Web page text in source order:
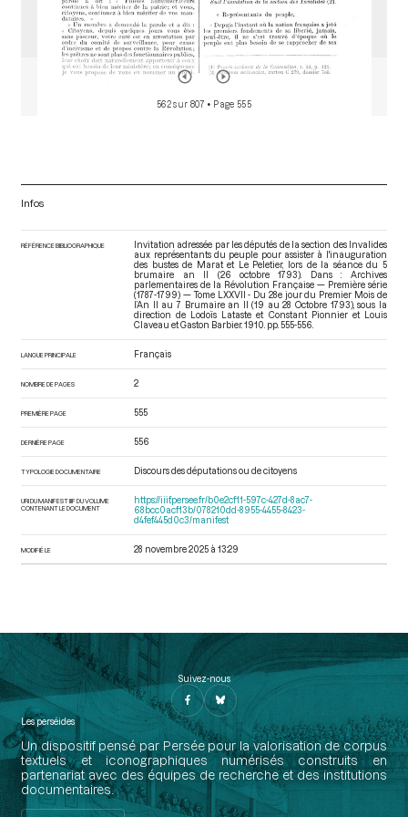
562 sur 807 • Page 555
Infos
RÉFÉRENCE BIBLIOGRAPHIQUE
Invitation adressée par les députés de la section des Invalides
aux représentants du peuple pour assister à l'inauguration
des bustes de Marat et Le Peletier, lors de la séance du 5
brumaire an II (26 octobre 1793). Dans : Archives
parlementaires de la Révolution Française — Première série
(1787-1799) — Tome LXXVII - Du 28e jour du Premier Mois de
l’An II au 7 Brumaire an II (19 au 28 Octobre 1793), sous la
direction de Lodoïs Lataste et Constant Pionnier et Louis
Claveau et Gaston Barbier. 1910. pp. 555-556.
LANGUE PRINCIPALE Français
NOMBRE DE PAGES 2
PREMIÈRE PAGE 555
DERNIÈRE PAGE 556
TYPOLOGIE DOCUMENTAIRE Discours des députations ou de citoyens
URI DU MANIFEST IIIF DU VOLUME
CONTENANT LE DOCUMENT
https://iiif.persee.fr/b0e2cf11-597c-427d-8ac7-
68bcc0acf13b/078210dd-8955-4455-8423-
d4fef445d0c3/manifest
MODIFIÉ LE 28 novembre 2025 à 13:29
Suivez-nous
Les perséides
Un dispositif pensé par Persée pour la valorisation de corpus
textuels et iconographiques numérisés construits en
partenariat avec des équipes de recherche et des institutions
documentaires.